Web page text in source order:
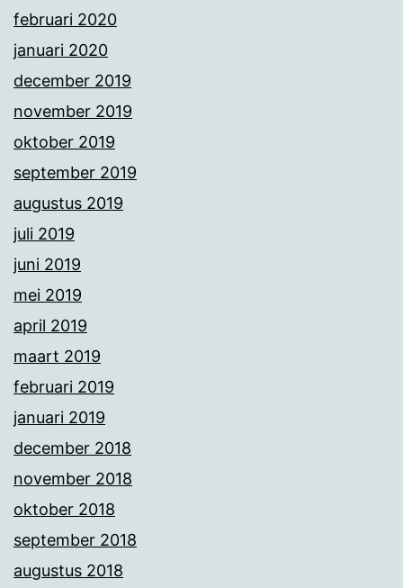
februari 2020
januari 2020
december 2019
november 2019
oktober 2019
september 2019
augustus 2019
juli 2019
juni 2019
mei 2019
april 2019
maart 2019
februari 2019
januari 2019
december 2018
november 2018
oktober 2018
september 2018
augustus 2018